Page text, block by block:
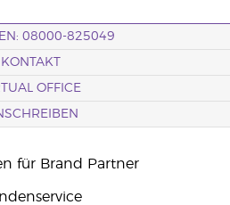
08000-825049
KONTAKT
OFFICE
für Brand Partner